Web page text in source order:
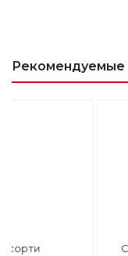
Рекомендуемые
Степлер № 24/